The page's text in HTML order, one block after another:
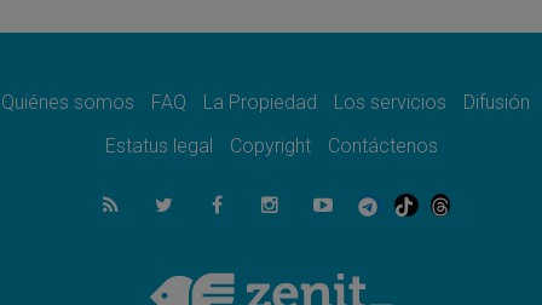
como misión al servicio del Evangelio
SIGNIS 2026, dar voz a las religiosas en el
07.08.2026
Lanzan un proyecto de empoderamiento
Programa oficial del Viaje Apostólico del
Quiénes somos FAQ La Propiedad Los servicios
Difusión
Estatus legal
Copyright Contáctenos